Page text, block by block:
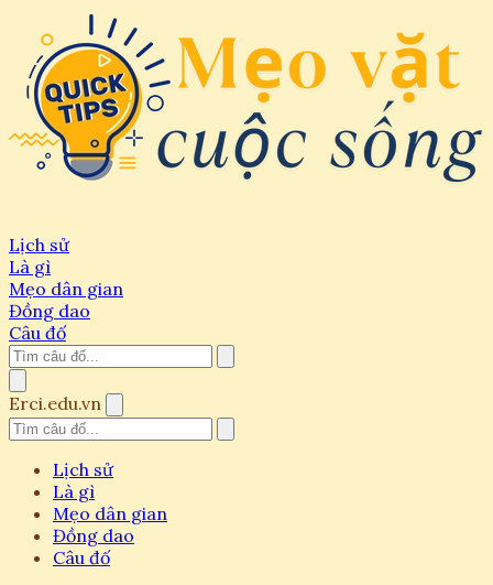
Lịch sử
Là gì
Mẹo dân gian
Đồng dao
Câu đố
Erci.edu.vn
Lịch sử
Là gì
Mẹo dân gian
Đồng dao
Câu đố